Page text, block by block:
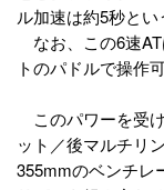
ル加速は約5秒とい
なお、この6速
トのパドルで操作
このパワーを受
ット／後マルチリ
355mmのベンチレ